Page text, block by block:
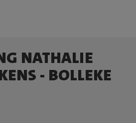
NATHALIE
- BOLLEKE